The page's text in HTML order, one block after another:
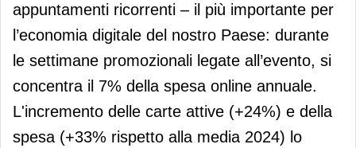
appuntamenti ricorrenti – il più importante per
l’economia digitale del nostro Paese: durante
le settimane promozionali legate all’evento, si
concentra il 7% della spesa online annuale.
L'incremento delle carte attive (+24%) e della
spesa (+33% rispetto alla media 2024) lo